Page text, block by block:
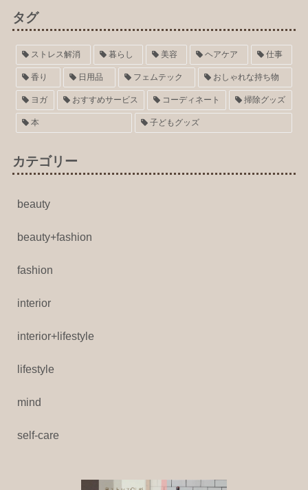
タグ
ストレス解消 暮らし 美容 ヘアケア 仕事
香り 日用品 フェムテック おしゃれな持ち物
ヨガ おすすめサービス コーディネート 掃除グッズ
本 子どもグッズ
カテゴリー
beauty
beauty+fashion
fashion
interior
interior+lifestyle
lifestyle
mind
self-care